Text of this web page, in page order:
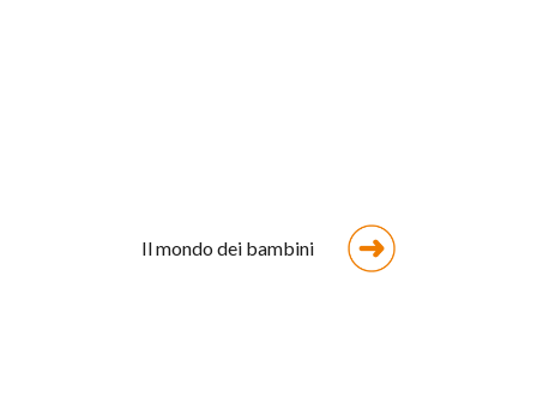
Il mondo dei bambini